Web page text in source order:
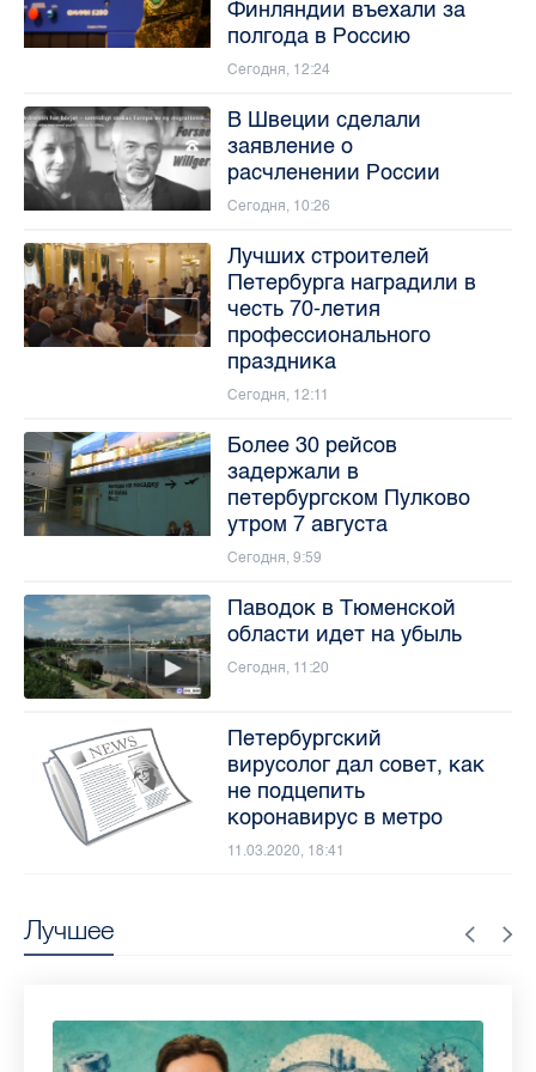
Лучшее
Финляндии въехали за
полгода в Россию
Сегодня, 12:24
В Швеции сделали
заявление о
расчленении России
Сегодня, 10:26
Лучших строителей
Петербурга наградили в
честь 70-летия
профессионального
праздника
Сегодня, 12:11
Более 30 рейсов
задержали в
петербургском Пулково
утром 7 августа
Сегодня, 9:59
Паводок в Тюменской
области идет на убыль
Сегодня, 11:20
Петербургский
вирусолог дал совет, как
не подцепить
коронавирус в метро
11.03.2020, 18:41